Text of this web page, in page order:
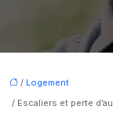
/ Logement
/ Escaliers et perte